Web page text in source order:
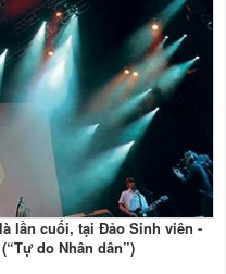
lần cuối, tại Đảo Sinh viên -
do Nhân dân”)